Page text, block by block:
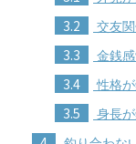
3.2 交友
3.3 金銭
3.4 性格
3.5 身長